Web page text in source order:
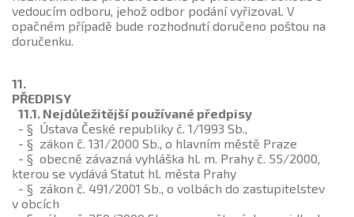
vedoucím odboru, jehož odbor podání vyřizoval. V
opačném případě bude rozhodnutí doručeno poštou na
doručenku.
11.
PŘEDPISY
11.1. Nejdůležitější používané předpisy
- § Ústava České republiky č. 1/1993 Sb.,
- § zákon č. 131/2000 Sb., o hlavním městě Praze
- § obecně závazná vyhláška hl. m. Prahy č. 55/2000,
kterou se vydává Statut hl. města Prahy
- § zákon č. 491/2001 Sb., o volbách do zastupitelstev
v obcích